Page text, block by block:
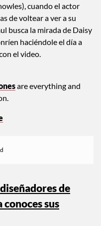
cuando el actor
de voltear a ver a su
busca la mirada de Daisy
haciéndole el día a
el video.
are everything and
de
sus